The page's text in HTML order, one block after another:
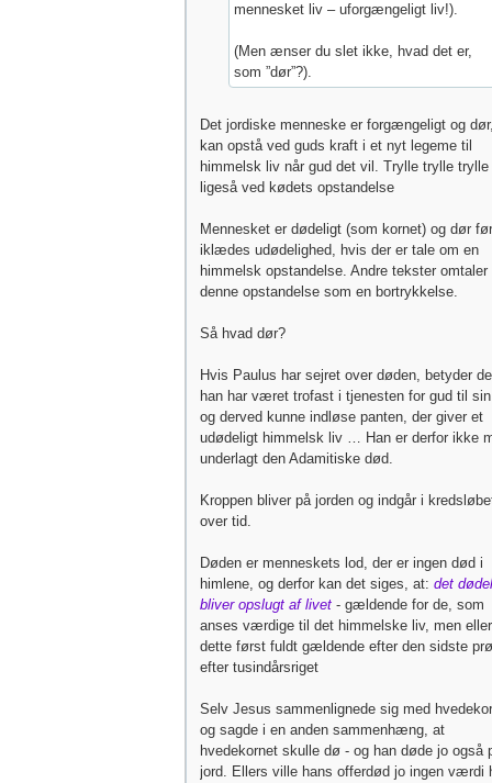
mennesket liv – uforgængeligt liv!).
(Men ænser du slet ikke, hvad det er,
som ”dør”?).
Det jordiske menneske er forgængeligt og
kan opstå ved guds kraft i et nyt legeme til
himmelsk liv når gud det vil. Trylle trylle trylle
ligeså ved kødets opstandelse
Mennesket er dødeligt (som kornet) og dør
iklædes udødelighed, hvis der er tale om en
himmelsk opstandelse. Andre tekster omtaler
denne opstandelse som en bortrykkelse.
Så hvad dør?
Hvis Paulus har sejret over døden, betyder
han har været trofast i tjenesten for gud til
og derved kunne indløse panten, der giver et
udødeligt himmelsk liv … Han er derfor ikke
underlagt den Adamitiske død.
Kroppen bliver på jorden og indgår i
over tid.
Døden er menneskets lod, der er ingen død i
himlene, og derfor kan det siges, at: det
bliver opslugt af livet - gældende for de, som
anses værdige til det himmelske liv, men
dette først fuldt gældende efter den sidste
efter tusindårsriget
Selv Jesus sammenlignede sig med
og sagde i en anden sammenhæng, at
hvedekornet skulle dø - og han døde jo også
jord. Ellers ville hans offerdød jo ingen værdi